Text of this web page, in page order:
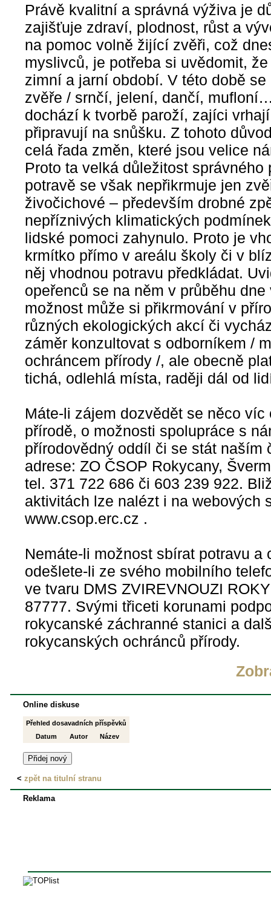
Právě kvalitní a správná výživa je
zajišťuje zdraví, plodnost, růst a
na pomoc volně žijící zvěři, což
myslivců, je potřeba si uvědomit,
zimní a jarní období. V této době
zvěře / srnčí, jelení, dančí,
dochází k tvorbě paroží, zajíci
připravují na snůšku. Z tohoto
celá řada změn, které jsou velice
Proto ta velká důležitost
potravě se však nepřikrmuje jen
živočichové – především drobné
nepříznivých klimatických
lidské pomoci zahynulo. Proto je
krmítko přímo v areálu školy či v
něj vhodnou potravu předkládat.
opeřenců se na něm v průběhu
možnost může si přikrmování v
různých ekologických akcí či
záměr konzultovat s odborníkem /
ochráncem přírody /, ale obecně
tichá, odlehlá místa, raději dál od
Máte-li zájem dozvědět se něco
přírodě, o možnosti spolupráce s
přírodovědný oddíl či se stát naším
adrese: ZO ČSOP Rokycany,
tel. 371 722 686 či 603 239 922.
aktivitách lze nalézt i na webových
www.csop.erc.cz .
Nemáte-li možnost sbírat potravu a
odešlete-li ze svého mobilního
ve tvaru DMS ZVIREVNOUZI
87777. Svými třiceti korunami
rokycanské záchranné stanici a
rokycanských ochránců přírody.
Online diskuse
Přehled dosavadních příspěvků
Datum
Autor Název
< zpět na titulní stranu
Reklama